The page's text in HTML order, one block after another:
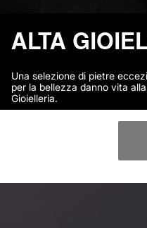
ALTA
Una selezione di pietre
per la bellezza danno vita
Gioielleria.